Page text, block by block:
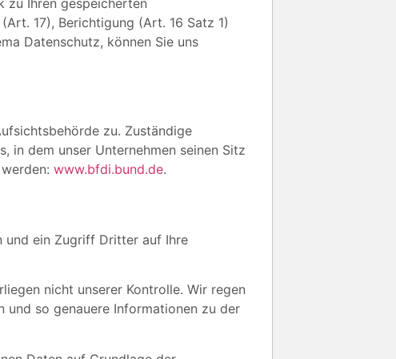
zu Ihren gespeicherten
17), Berichtigung (Art. 16 Satz 1)
Datenschutz, können Sie uns
zu. Zuständige
in dem unser Unternehmen seinen Sitz
www.bfdi.bund.de.
und ein Zugriff Dritter auf Ihre
nicht unserer Kontrolle. Wir regen
und so genauere Informationen zu der